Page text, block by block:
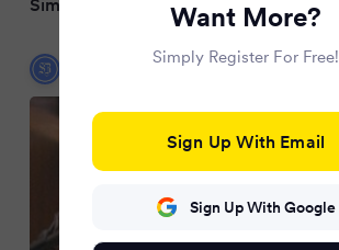
Simpson gestorben
Siegener Zeitung
Want More?
Simply Register For Free!
Sign Up With Email
Sign Up With Google